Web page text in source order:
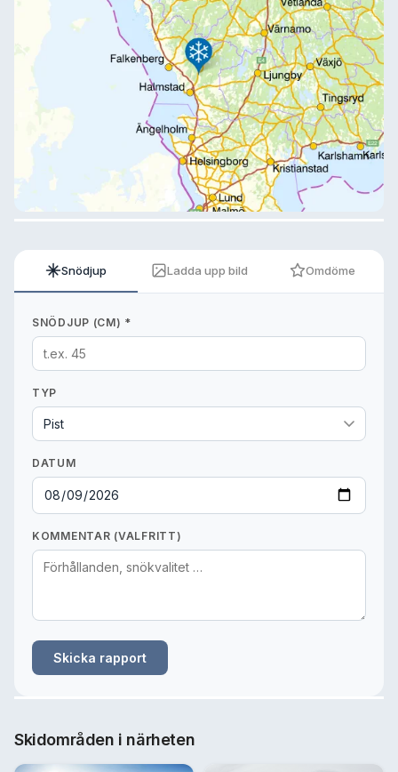
Snödjup Ladda upp bild Omdöme
SNÖDJUP (CM) *
TYP
DATUM
KOMMENTAR (VALFRITT)
Skicka rapport
Skidområden i närheten